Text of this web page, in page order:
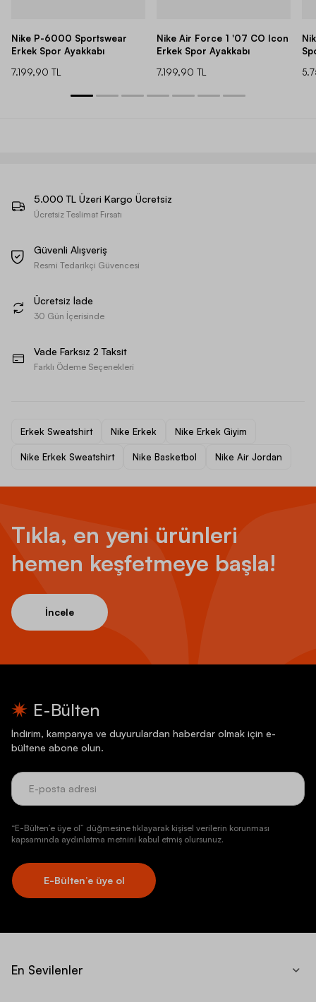
Nike P-6000 Sportswear
Erkek Spor Ayakkabı
7.199,90 TL
Nike Air Force 1 '07 CO Icon
Erkek Spor Ayakkabı
7.199,90 TL
5.000 TL Üzeri Kargo Ücretsiz
Ücretsiz Teslimat Fırsatı
Güvenli Alışveriş
Resmi Tedarikçi Güvencesi
Ücretsiz İade
30 Gün İçerisinde
Vade Farksız 2 Taksit
Farklı Ödeme Seçenekleri
Erkek Sweatshirt Nike Erkek Nike Erkek Giyim
Nike Erkek Sweatshirt Nike Basketbol Nike Air Jordan
Tıkla, en yeni ürünleri
hemen keşfetmeye başla!
İncele
E-Bülten
İndirim, kampanya ve duyurulardan haberdar olmak için e-
bültene abone olun.
“E-Bülten’e üye ol” düğmesine tıklayarak kişisel verilerin korunması
kapsamında aydınlatma metnini kabul etmiş olursunuz.
E-Bülten’e üye ol
En Sevilenler